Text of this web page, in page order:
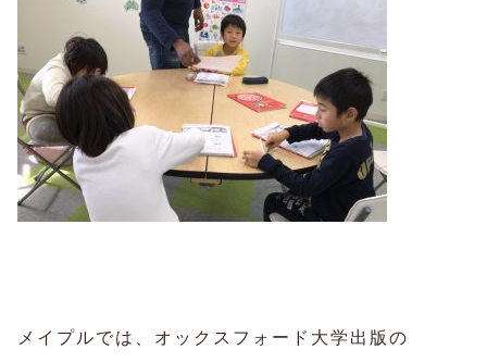
メイプルでは、オックスフォード大学出版の